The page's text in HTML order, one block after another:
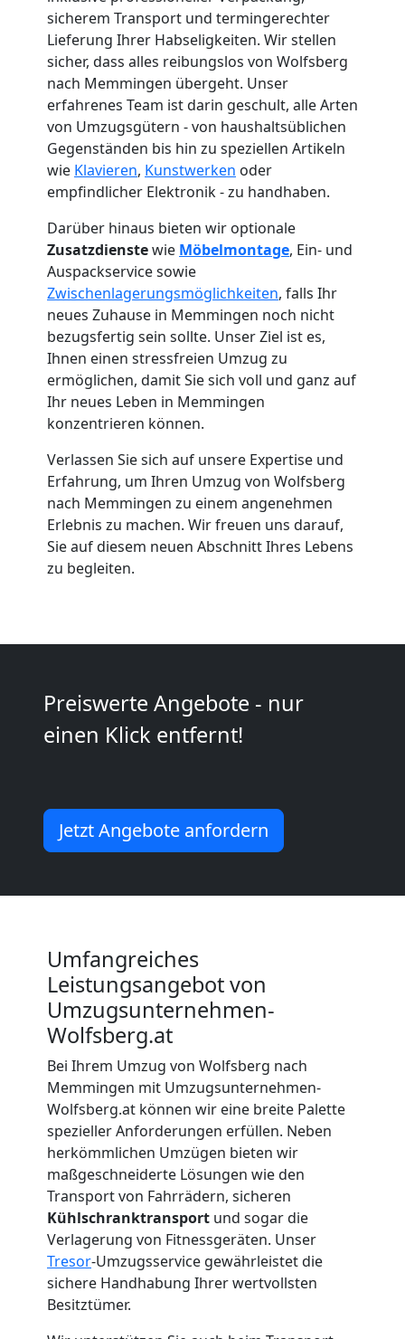
sicherem Transport und termingerechter
Lieferung Ihrer Habseligkeiten. Wir stellen
sicher, dass alles reibungslos von Wolfsberg
nach Memmingen übergeht. Unser
erfahrenes Team ist darin geschult, alle Arten
von Umzugsgütern - von haushaltsüblichen
Gegenständen bis hin zu speziellen Artikeln
wie Klavieren, Kunstwerken oder
empfindlicher Elektronik - zu handhaben.
Darüber hinaus bieten wir optionale
Zusatzdienstewie Möbelmontage, Ein- und
Auspackservice sowie
Zwischenlagerungsmöglichkeiten, falls Ihr
neues Zuhause in Memmingen noch nicht
bezugsfertig sein sollte. Unser Ziel ist es,
Ihnen einen stressfreien Umzug zu
ermöglichen, damit Sie sich voll und ganz auf
Ihr neues Leben in Memmingen
konzentrieren können.
Verlassen Sie sich auf unsere Expertise und
Erfahrung, um Ihren Umzug von Wolfsberg
nach Memmingen zu einem angenehmen
Erlebnis zu machen. Wir freuen uns darauf,
Sie auf diesem neuen Abschnitt Ihres Lebens
zu begleiten.
Preiswerte Angebote - nur
einen Klick entfernt!
Jetzt Angebote anfordern
Umfangreiches
Leistungsangebot von
Umzugsunternehmen-
Wolfsberg.at
Bei Ihrem Umzug von Wolfsberg nach
Memmingen mit Umzugsunternehmen-
Wolfsberg.at können wir eine breite Palette
spezieller Anforderungen erfüllen. Neben
herkömmlichen Umzügen bieten wir
maßgeschneiderte Lösungen wie den
Transport von Fahrrädern, sicheren
Kühlschranktransport und sogar die
Verlagerung von Fitnessgeräten. Unser
Tresor-Umzugsservice gewährleistet die
sichere Handhabung Ihrer wertvollsten
Besitztümer.
Umzugshelfer
Wolfsberg
Möbeltaxi
Wolfsberg
Kleintransport
Wolfsberg
Möbelmontage
Wolfsberg
Wolfsberg
Mini
Umzug
Wolfsberg
Umzug
Mann